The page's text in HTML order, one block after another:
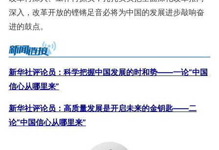
深入，改革开放的铿锵足音必将为中国的发展进步敲响奋
进的鼓点。
新华社评论员：科学把握中国发展的时和势——一论“中国
信心从哪里来”
新华社评论员：高质量发展是开启未来的金钥匙——二
论“中国信心从哪里来”